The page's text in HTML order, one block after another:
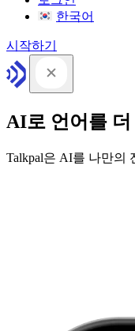
한국어
시작하기
AI로 언어를
Talkpal은 AI를 나만의